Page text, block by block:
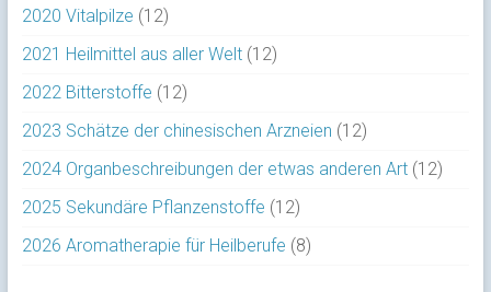
2020 Vitalpilze (12)
2021 Heilmittel aus aller Welt(12)
2022 Bitterstoffe (12)
2023 Schätze der chinesischen Arzneien (12)
2024 Organbeschreibungen der etwas anderen Art(12)
2025 Sekundäre Pflanzenstoffe (12)
2026 Aromatherapie für Heilberufe (8)